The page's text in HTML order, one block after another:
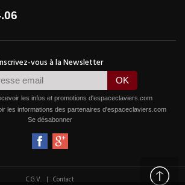
les infos et promotions d'espaceclaviers.com
les informations des partenaires d'espaceclaviers.com
Se désabonner
C.G.V. | Contact